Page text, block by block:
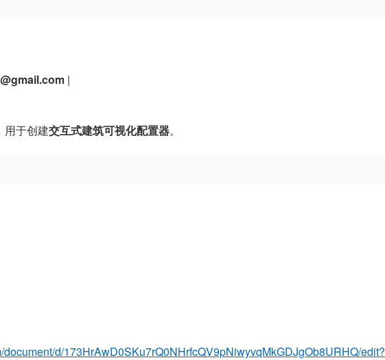
|
用于创建交互式建筑可视化配置器。
document/d/173HrAwD0SKu7rQ0NHrfcQV9pNiwyvqMkGDJgOb8URHQ/edit?